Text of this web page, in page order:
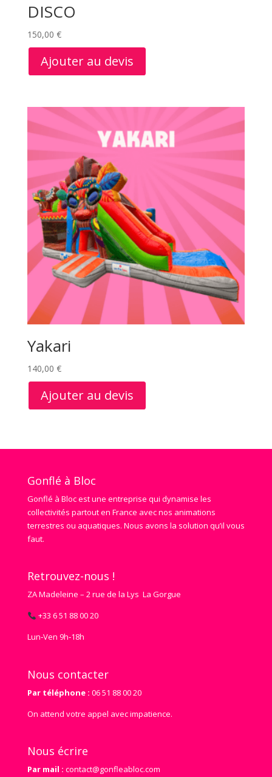
DISCO
150,00 €
Ajouter au devis
Yakari
140,00 €
Ajouter au devis
Gonflé à Bloc
Gonflé à Bloc est une entreprise qui dynamise les
collectivités partout en France avec nos animations
terrestres ou aquatiques. Nous avons la solution qu’il vous
faut.
Retrouvez-nous !
ZA Madeleine – 2 rue de la Lys La Gorgue
+33 6 51 88 00 20
Lun‑Ven 9h‑18h
Nous contacter
Par téléphone : 06 51 88 00 20
On attend votre appel avec impatience.
Nous écrire
Par mail : contact@gonfleabloc.com